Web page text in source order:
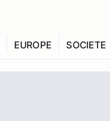
EUROPE SOCIETE